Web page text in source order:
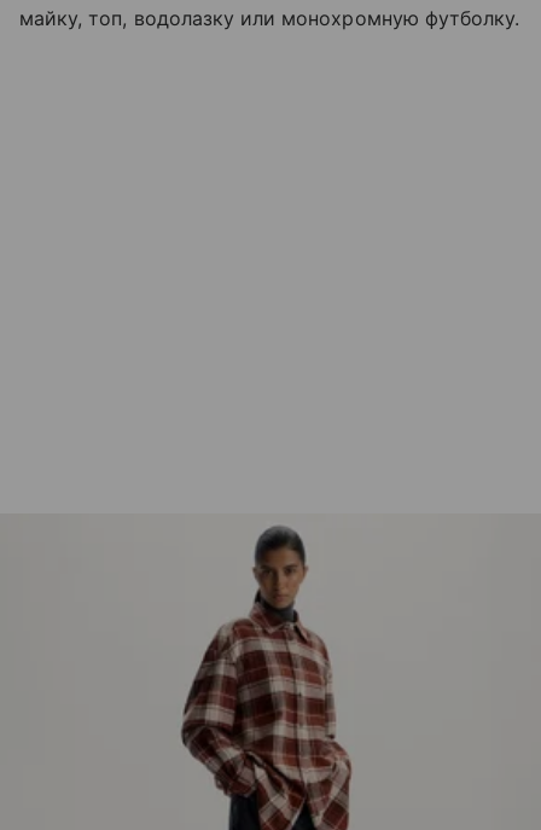
майку, топ, водолазку или монохромную футболку.